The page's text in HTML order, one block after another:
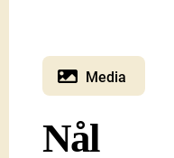
Media
Nål